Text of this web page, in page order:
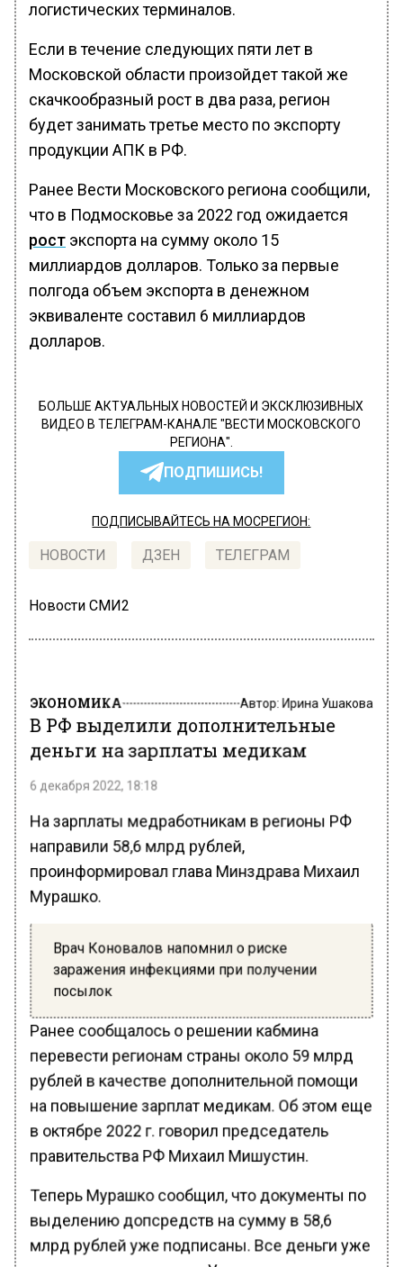
логистических терминалов.
Если в течение следующих пяти лет в
Московской области произойдет такой же
скачкообразный рост в два раза, регион
будет занимать третье место по экспорту
продукции АПК в РФ.
Ранее Вести Московского региона сообщили,
что в Подмосковье за 2022 год ожидается
рост экспорта на сумму около 15
миллиардов долларов. Только за первые
полгода объем экспорта в денежном
эквиваленте составил 6 миллиардов
долларов.
БОЛЬШЕ АКТУАЛЬНЫХ НОВОСТЕЙ И ЭКСКЛЮЗИВНЫХ
ВИДЕО В ТЕЛЕГРАМ-КАНАЛЕ "ВЕСТИ МОСКОВСКОГО
РЕГИОНА".
ПОДПИШИСЬ!
ПОДПИСЫВАЙТЕСЬ НА МОСРЕГИОН:
НОВОСТИ ДЗЕН ТЕЛЕГРАМ
Новости СМИ2
ЭКОНОМИКА Автор:Ирина Ушакова
В РФ выделили дополнительные
деньги на зарплаты медикам
6 декабря 2022, 18:18
На зарплаты медработникам в регионы РФ
направили 58,6 млрд рублей,
проинформировал глава Минздрава Михаил
Мурашко.
Врач Коновалов напомнил о риске
заражения инфекциями при получении
посылок
Ранее сообщалось о решении кабмина
перевести регионам страны около 59 млрд
рублей в качестве дополнительной помощи
на повышение зарплат медикам. Об этом еще
в октябре 2022 г. говорил председатель
правительства РФ Михаил Мишустин.
Теперь Мурашко сообщил, что документы по
выделению допсредств на сумму в 58,6
млрд рублей уже подписаны. Все деньги уже